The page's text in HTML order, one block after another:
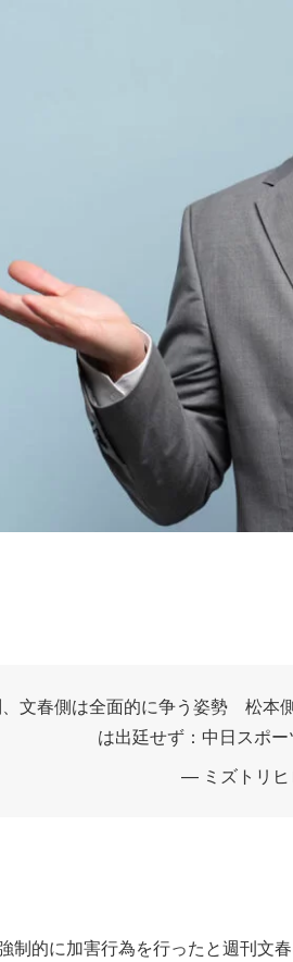
文春側は全面的に争う姿勢 松本
は出廷せず：中日スポ
— ミズトリヒ
制的に加害行為を行ったと週刊文